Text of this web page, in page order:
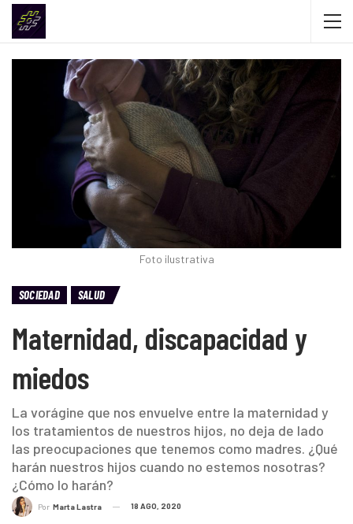
Foto ilustrativa
SOCIEDAD SALUD
Maternidad, discapacidad y
miedos
La vorágine que nos envuelve entre la maternidad y
los tratamientos de nuestros hijos, no deja de lado
las preocupaciones que tenemos como madres. ¿Qué
harán nuestros hijos cuando no estemos nosotras?
¿Cómo lo harán?
Por Marta Lastra 18 AGO, 2020